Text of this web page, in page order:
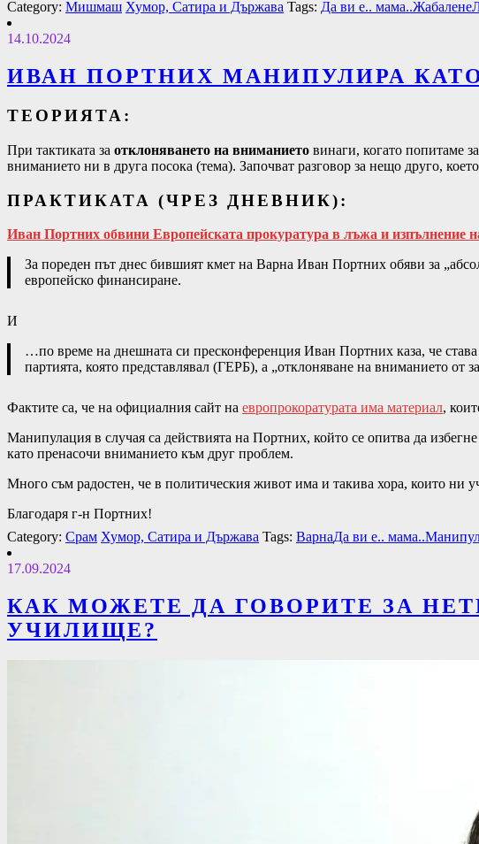
Category: Мишмаш Хумор, Сатира и Държава Tags: Да ви е.. мама..Жабалене
14.10.2024
ИВАН ПОРТНИХ МАНИПУЛИРА
ТЕОРИЯТА:
При тактиката за отклоняването на вниманието винаги, когато попитаме
вниманието ни в друга посока (тема). Започват разговор за нещо друго,
ПРАКТИКАТА (ЧРЕЗ ДНЕВНИК):
Иван Портних обвини Европейската прокуратура в лъжа и изпълнение
За пореден път днес бившият кмет на Варна Иван Портних обяви за
европейско финансиране.
И
…по време на днешната си пресконференция Иван Портних каза, че
партията, която представлявал (ГЕРБ), а „отклоняване на вниманието от
Фактите са, че на официалния сайт на европрокоратурата има материал,
Манипулация в случая са действията на Портних, който се опитва да
като пренасочи вниманието към друг проблем.
Много съм радостен, че в политическия живот има и такива хора, които ни
Благодаря г-н Портних!
Category: Срам Хумор, Сатира и Държава Tags: ВарнаДа ви е.. мама..
17.09.2024
КАК МОЖЕТЕ ДА ГОВОРИТЕ ЗА
УЧИЛИЩЕ?